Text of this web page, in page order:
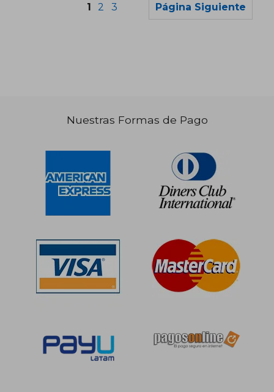
S/ 115,30
1 2 3 Página Siguiente
Nuestras Formas de Pago